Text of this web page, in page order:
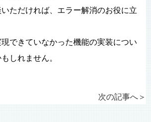
いただければ、エラー解消のお役に立
できていなかった機能の実装につい
しれません。
次の記事へ ＞